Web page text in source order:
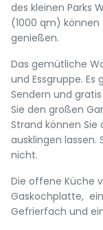
des kleinen Parks
(1000 qm) können
genießen.
Das gemütliche
und Essgruppe.
Sendern und
Sie den großen
Strand können
ausklingen
nicht.
Die offene Küche
Gaskochplatte,
Gefrierfach und